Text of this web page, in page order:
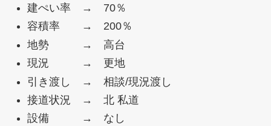
建ぺい率 → 70％
容積率 → 200％
地勢 → 高台
現況 → 更地
引き渡し → 相談/現況渡し
接道状況 → 北 私道
設備 → なし